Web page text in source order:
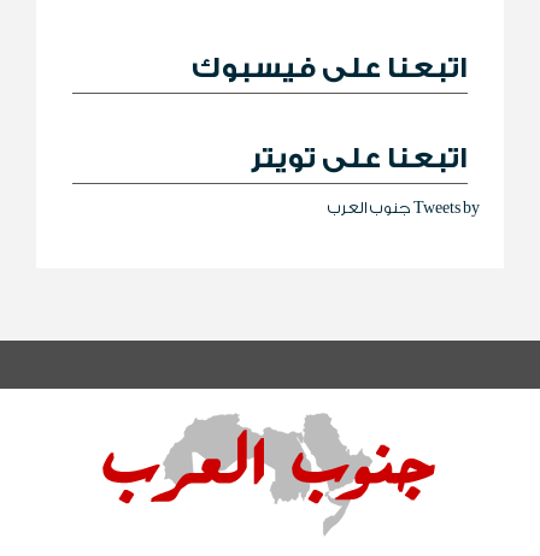
اتبعنا على فيسبوك
اتبعنا على تويتر
Tweets by جنوب العرب